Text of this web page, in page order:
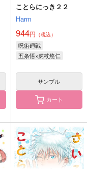
ちょこっとベイビー！
哀歓エレジー
550円（税込）
五条悟×伏黒恵
ことらにっき２２
Harm
944円 （税込）
呪術廻戦
五条悟×虎杖悠仁
サンプル
カート